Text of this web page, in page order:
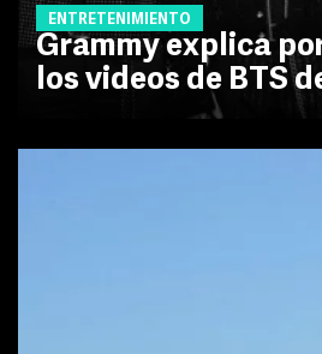
ENTRETENIMIENTO
Grammy explica
los videos de BTS